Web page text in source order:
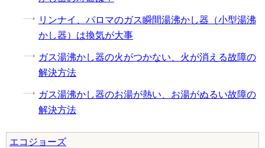
リンナイ、パロマのガス瞬間湯沸かし器（小型湯沸
かし器）は換気が大事
ガス湯沸かし器の火がつかない、火が消える故障の
解決方法
ガス湯沸かし器のお湯が熱い、お湯がぬるい故障の
解決方法
エコジョーズ